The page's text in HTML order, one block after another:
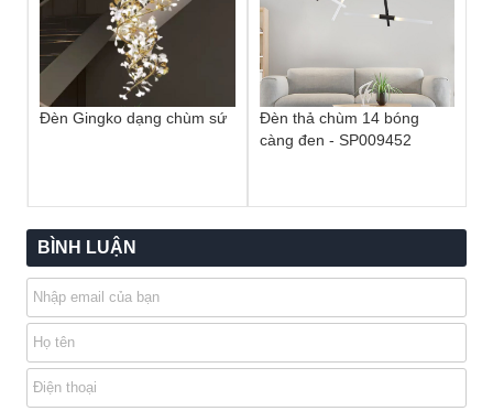
Đèn Gingko dạng chùm sứ
Đèn thả chùm 14 bóng
càng đen - SP009452
BÌNH LUẬN